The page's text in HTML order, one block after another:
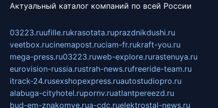
Актуальный каталог компаний по всей России
03223.ruufille.rukrasotata.ruprazdnikdushi.ru
veetbox.rucinemapost.ruciam-fr.rukraft-you.ru
mega-press.ru03223.ruweb-explore.rurastenuya.ru
eurovision-russia.rustrah-news.rufreeride-team.ru
itrack-24.rusexshopexpress.ruautostudiopro.ru
alabuga-cityhotel.rupornv.ruatlantpereezd.ru
bud-em-znakomye.rua-cdc.ruelektrostal-news.ru